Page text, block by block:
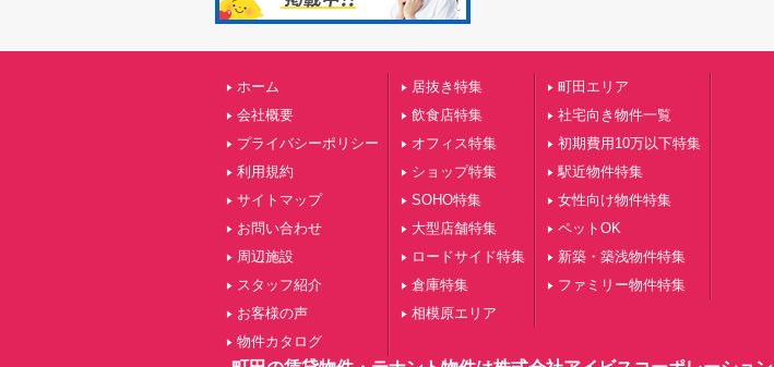
ホーム
会社概要
プライバシーポリシー
利用規約
サイトマップ
お問い合わせ
周辺施設
スタッフ紹介
お客様の声
物件カタログ
居抜き特集
飲食店特集
オフィス特集
ショップ特集
SOHO特集
大型店舗特集
ロードサイド特集
倉庫特集
相模原エリア
町田エリア
社宅向き物件一覧
初期費用10万以下特集
駅近物件特集
女性向け物件特集
ペットOK
新築・築浅物件特集
ファミリー物件特集